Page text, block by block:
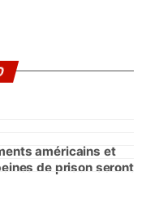
américains et
de prison seront